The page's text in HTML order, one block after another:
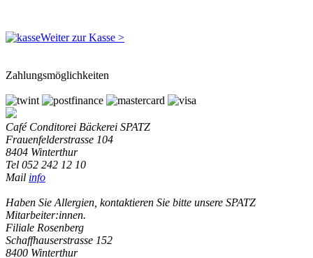
Weiter zur Kasse >
Zahlungsmöglichkeiten
Café Conditorei Bäckerei SPATZ
Frauenfelderstrasse 104
8404 Winterthur
Tel 052 242 12 10
Mail info
Haben Sie Allergien, kontaktieren Sie bitte unsere SPATZ
Mitarbeiter:innen.
Filiale Rosenberg
Schaffhauserstrasse 152
8400 Winterthur